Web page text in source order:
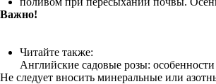
Важно!
Читайте также:
Английские садовые розы:
Не следует вносить минеральные или